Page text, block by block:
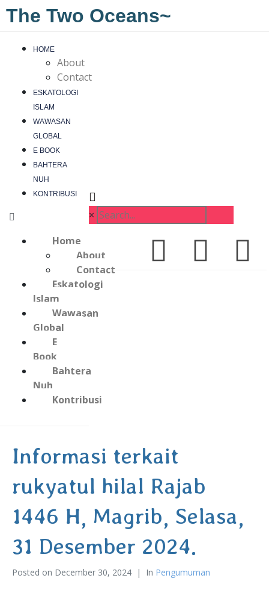
The Two Oceans~
HOME
About
Contact
ESKATOLOGI
ISLAM
WAWASAN
GLOBAL
E BOOK
BAHTERA
NUH
KONTRIBUSI
Home
About
Contact
Eskatologi
Islam
Wawasan
Global
E
Book
Bahtera
Nuh
Kontribusi
×
Informasi terkait
rukyatul hilal Rajab
1446 H, Magrib, Selasa,
31 Desember 2024.
Posted on December 30, 2024 In Pengumuman